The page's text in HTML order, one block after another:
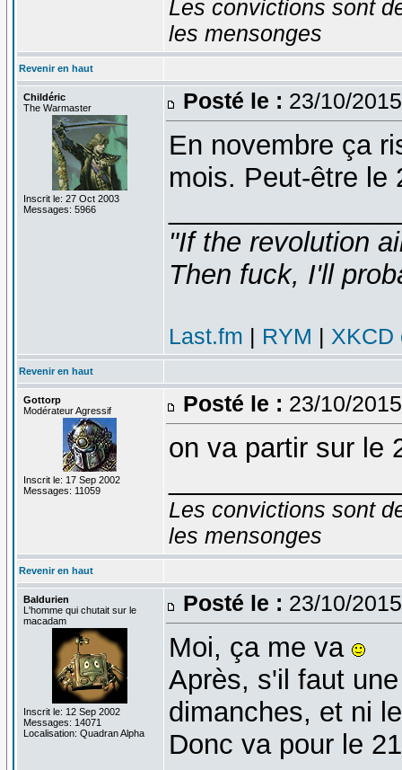
Les convictions sont
les mensonges
Revenir en haut
Childéric
The Warmaster
Inscrit le: 27 Oct 2003
Messages: 5966
Posté le : 23/10/
En novembre ça
mois. Peut-être le
"If the revolution
Then fuck, I'll
Last.fm | RYM | XKCD
Revenir en haut
Gottorp
Modérateur Agressif
Inscrit le: 17 Sep 2002
Messages: 11059
Posté le : 23/10/
on va partir sur le
Les convictions sont
les mensonges
Revenir en haut
Baldurien
L'homme qui chutait sur le
macadam
Inscrit le: 12 Sep 2002
Messages: 14071
Localisation: Quadran Alpha
Posté le : 23/10/
Moi, ça me va
Après, s'il faut
dimanches, et ni
Donc va pour le